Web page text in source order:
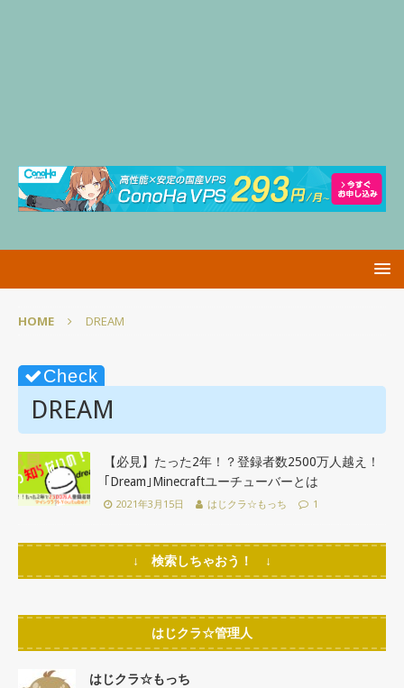
HOME DREAM
DREAM
【必見】たった2年！？登録者数2500万人越え！
｢Dream｣Minecraftユーチューバーとは
2021年3月15日 はじクラ☆もっち 1
↓ 検索しちゃおう！ ↓
はじクラ☆管理人
はじクラ☆もっち